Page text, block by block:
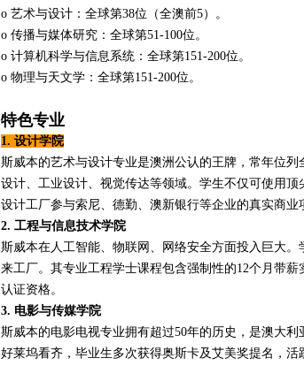
o 艺术与设计：全球第38位（全澳前5）。
o 传播与媒体研究：全球第51-100位。
o 计算机科学与信息系统：全球第151-200位。
o 物理与天文学：全球第151-200位。
特色专业
1. 设计学院
斯威本的艺术与设计专业是澳洲公认的王牌，常年位
设计、工业设计、视觉传达等领域。学生不仅可使用
设计工厂参与索尼、德勤、澳新银行等企业的真实商业
2. 工程与信息技术学院
斯威本在人工智能、物联网、网络安全方面投入巨大
来工厂。其专业工程学士课程包含强制性的12个月带
认证资格。
3. 电影与传媒学院
斯威本的电影电视专业拥有超过50年的历史，是澳大
好莱坞看齐，毕业生多次获得奥斯卡及艾美奖提名，活